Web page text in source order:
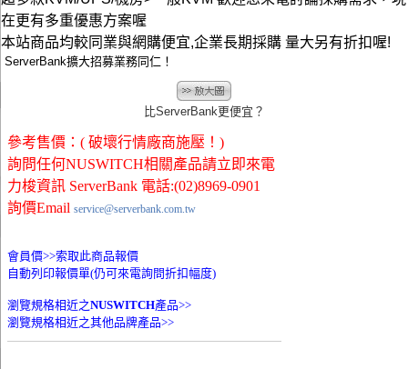
在更有多重優惠方案喔
本站商品均較同業與網購便宜,企業長期採購 量大另有折扣喔!
ServerBank擴大招募業務同仁！
比ServerBank更便宜？
參考售價：( 破壞行情廠商施壓！)
詢問任何NUSWITCH相關產品請立即來電
力梭資訊 ServerBank 電話:(02)8969-0901
詢價Email service@serverbank.com.tw
會員價>>索取此商品報價
自動列印報價單(仍可來電詢問折扣幅度)
瀏覽規格相近之NUSWITCH產品>>
瀏覽規格相近之其他品牌產品>>